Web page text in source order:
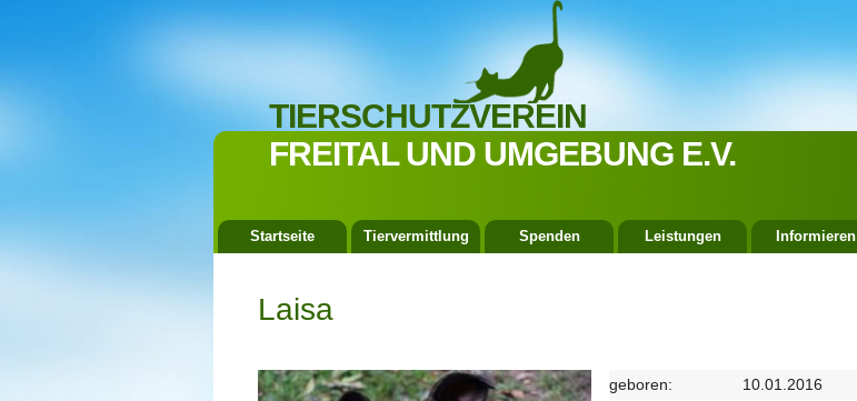
TIERSCHUTZVEREIN
FREITAL UND UMGEBUNG E.V.
Startseite Tiervermittlung Spenden Leistungen Informieren
Laisa
geboren:
10.01.2016